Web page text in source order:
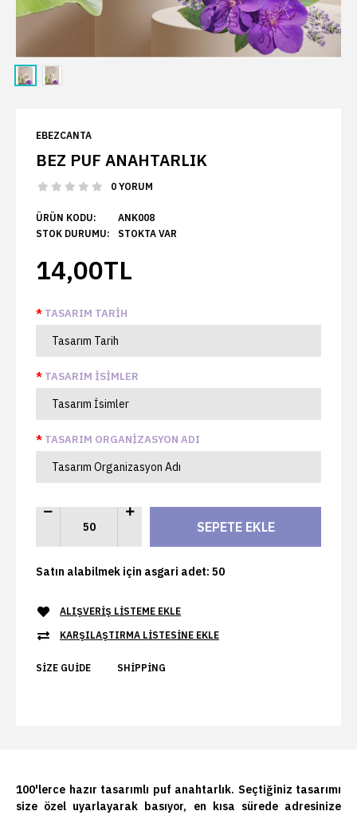
EBEZCANTA
BEZ PUF ANAHTARLIK
0 YORUM
ÜRÜN KODU:
STOK DURUMU:
ANK008
STOKTA VAR
14,00TL
TASARIM TARIH
TASARIM İSIMLER
TASARIM ORGANIZASYON ADI
Satın alabilmek için asgari adet: 50
ALIŞVERIŞ LISTEME EKLE
KARŞILAŞTIRMA LISTESINE EKLE
SIZE GUIDE SHIPPING
100'lerce hazır tasarımlı puf anahtarlık. Seçtiğiniz tasarımı
size özel uyarlayarak basıyor, en kısa sürede adresinize